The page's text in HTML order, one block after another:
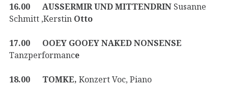
16.00 AUSSERMIR UND MITTENDRIN Susanne
Schmitt ,Kerstin Otto
17.00 OOEY GOOEY NAKED NONSENSE
Tanzperformance
18.00 TOMKE, Konzert Voc, Piano